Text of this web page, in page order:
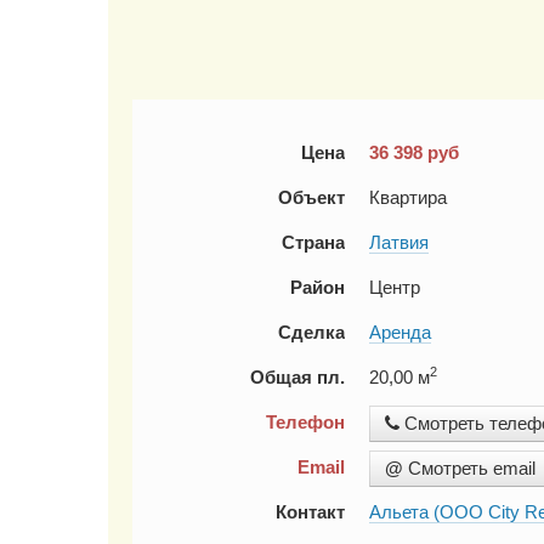
Цена 36 398 руб
Объект Квартира
Страна Латвия
Район Центр
Сделка Аренда
Общая пл. 20,00 м2
Телефон Смотреть
Email @ Смотреть email
Контакт Альета (ООО City